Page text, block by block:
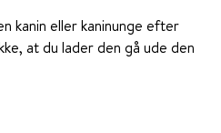
kanin eller kaninunge efter
at du lader den gå ude den